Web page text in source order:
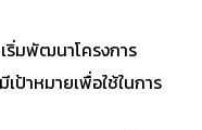
ริ่มพัฒนาโครงการ
เป้าหมายเพื่อใช้ในการ